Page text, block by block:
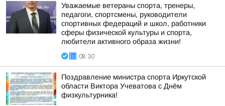
Уважаемые ветераны спорта, тренеры,
педагоги, спортсмены, руководители
спортивных федераций и школ, работники
сферы физической культуры и спорта,
любители активного образа жизни!
08:30
Поздравление министра спорта Иркутской
области Виктора Учеватова с Днём
физкультурника!